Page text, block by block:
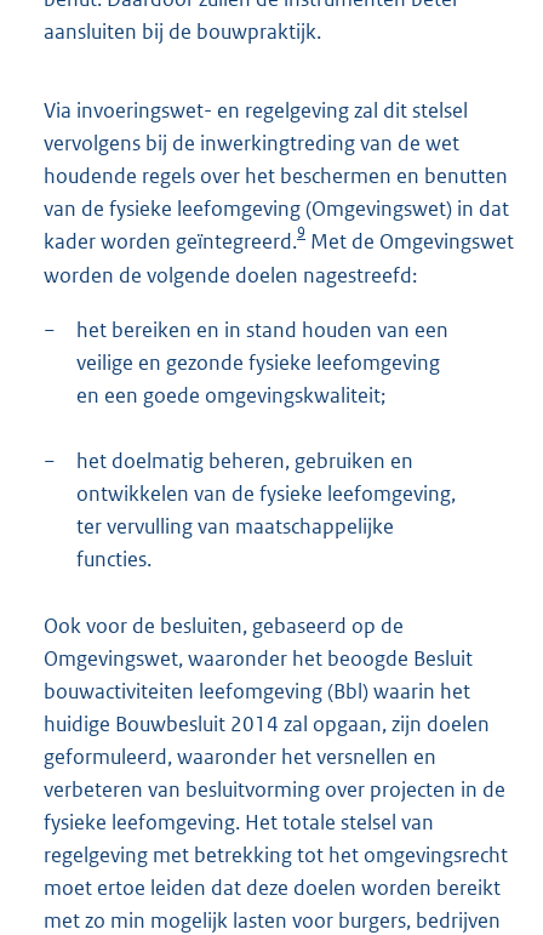
aansluiten bij de bouwpraktijk.
Via invoeringswet- en regelgeving zal dit stelsel
vervolgens bij de inwerkingtreding van de wet
houdende regels over het beschermen en benutten
van de fysieke leefomgeving (Omgevingswet) in dat
kader worden geïntegreerd.9 Met de Omgevingswet
worden de volgende doelen nagestreefd:
−
het bereiken en in stand houden van een
veilige en gezonde fysieke leefomgeving
en een goede omgevingskwaliteit;
−
het doelmatig beheren, gebruiken en
ontwikkelen van de fysieke leefomgeving,
ter vervulling van maatschappelijke
functies.
Ook voor de besluiten, gebaseerd op de
Omgevingswet, waaronder het beoogde Besluit
bouwactiviteiten leefomgeving (Bbl) waarin het
huidige Bouwbesluit 2014 zal opgaan, zijn doelen
geformuleerd, waaronder het versnellen en
verbeteren van besluitvorming over projecten in de
fysieke leefomgeving. Het totale stelsel van
regelgeving met betrekking tot het omgevingsrecht
moet ertoe leiden dat deze doelen worden bereikt
met zo min mogelijk lasten voor burgers, bedrijven